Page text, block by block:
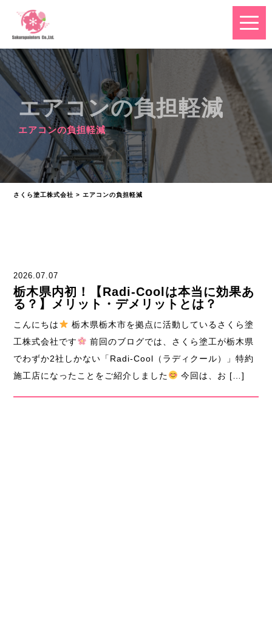
エアコンの負担軽減
エアコンの負担軽減
さくら塗工株式会社 > エアコンの負担軽減
2026.07.07
栃木県内初！【Radi-Coolは本当に効果あ
る？】メリット・デメリットとは？
こんにちは
栃木県栃木市を拠点に活動しているさくら塗
工株式会社です
前回のブログでは、さくら塗工が栃木県
でわずか2社しかない「Radi-Cool（ラディクール）」特約
施工店になったことをご紹介しました
今回は、お […]